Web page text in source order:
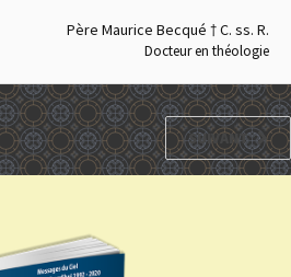
Père Maurice Becqué † C. ss. R.
Docteur en théologie
SUIVANT